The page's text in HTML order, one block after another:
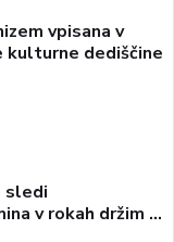
vpisana v
kulturne dediščine
sledi
v rokah držim …